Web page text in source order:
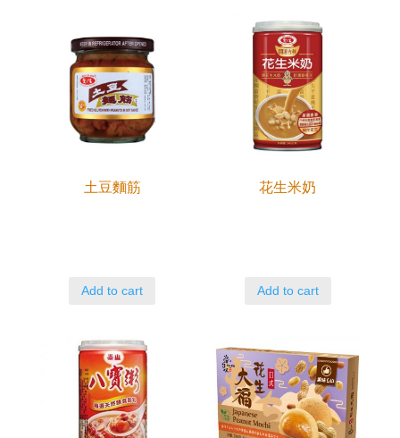
土豆麵筋
Add to cart
花生米奶
Add to cart